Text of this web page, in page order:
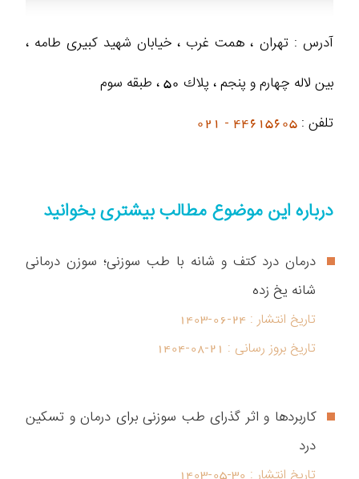
آدرس : تهران ، همت غرب ، خيابان شهيد كبيرى طامه ،
بین لاله چهارم و پنجم ، پلاك 50 ، طبقه سوم
تلفن : 44615605 - 021
درباره این موضوع مطالب بیشتری بخوانید
درمان درد کتف و شانه با طب سوزنی؛ سوزن درمانی
شانه یخ زده
تاریخ انتشار : 1403-06-24
تاریخ بروز رسانی : 1404-08-21
کاربردها و اثر گذرای طب سوزنی برای درمان و تسکین
درد
تاریخ انتشار : 1403-05-30